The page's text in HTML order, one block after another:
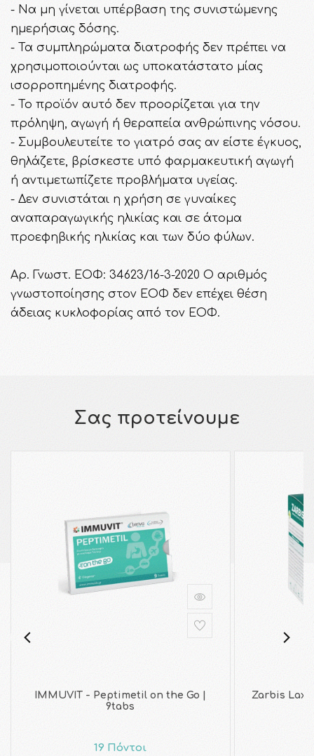
- Να μη γίνεται υπέρβαση της συνιστώμενης
ημερήσιας δόσης.
- Τα συμπληρώματα διατροφής δεν πρέπει να
χρησιμοποιούνται ως υποκατάστατο μίας
ισορροπημένης διατροφής.
- To προϊόν αυτό δεν προορίζεται για την
πρόληψη, αγωγή ή θεραπεία ανθρώπινης νόσου.
- Συμβουλευτείτε το γιατρό σας αν είστε έγκυος,
θηλάζετε, βρίσκεστε υπό φαρμακευτική αγωγή
ή αντιμετωπίζετε προβλήματα υγείας.
- Δεν συνιστάται η χρήση σε γυναίκες
αναπαραγωγικής ηλικίας και σε άτομα
προεφηβικής ηλικίας και των δύο φύλων.
Αρ. Γνωστ. ΕΟΦ: 34623/16-3-2020 Ο αριθμός
γνωστοποίησης στον ΕΟΦ δεν επέχει θέση
άδειας κυκλοφορίας από τον ΕΟΦ.
Σας προτείνουμε
IMMUVIT - Peptimetil on the Go |
9tabs
19 Πόντοι
Zarbis